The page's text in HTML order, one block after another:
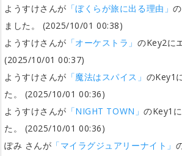
ようすけさんが 「ぼくらが旅に出る理由」
ました。 (2025/10/01 00:38)
ようすけさんが 「オーケストラ」のKey2に
(2025/10/01 00:37)
ようすけさんが 「魔法はスパイス」 のKey1
た。 (2025/10/01 00:36)
ようすけさんが 「NIGHT TOWN」のKey1
た。 (2025/10/01 00:36)
ぽみ さんが 「マイラグジュアリーナイト」